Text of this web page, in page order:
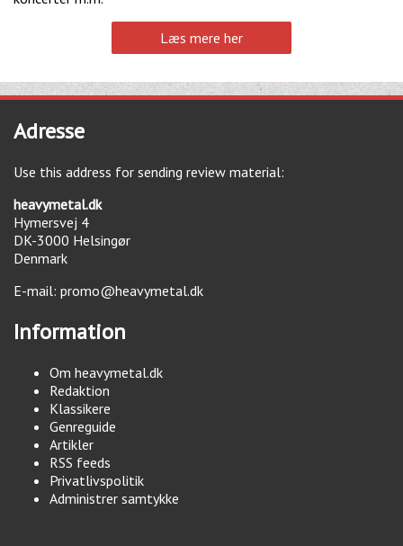
Læs mere her
Adresse
Use this address for sending review material:
heavymetal.dk
Hymersvej 4
DK-3000 Helsingør
Denmark
E-mail: promo@heavymetal.dk
Information
Om heavymetal.dk
Redaktion
Klassikere
Genreguide
Artikler
RSS feeds
Privatlivspolitik
Administrer samtykke